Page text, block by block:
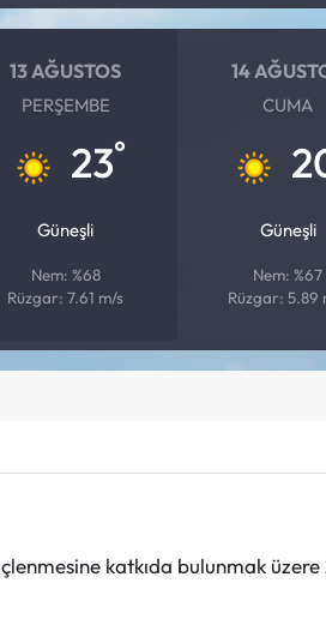
13 AĞUSTOS
PERŞEMBE
23°
Güneşli
Nem: %68
Rüzgar: 7.61 m/s
14
CUMA
Güneşli
Nem: %67
Rüzgar: 5.89
katkıda bulunmak üzere